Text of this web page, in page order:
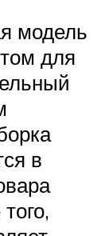
модель
для
в